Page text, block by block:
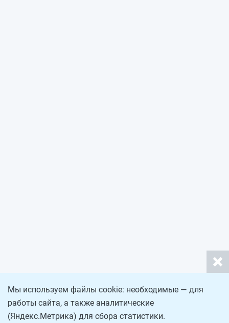
Мы используем файлы cookie: необходимые — для
работы сайта, а также аналитические
(Яндекс.Метрика) для сбора статистики.